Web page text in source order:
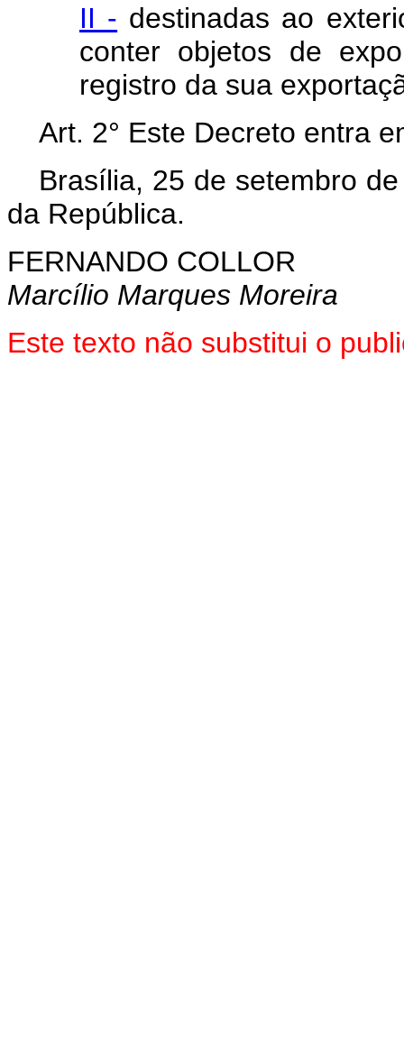
II - destinadas ao
conter objetos de
registro da sua
Art. 2° Este Decreto entra
Brasília, 25 de setembro
da República.
FERNANDO COLLOR
Marcílio Marques Moreira
Este texto não substitui o